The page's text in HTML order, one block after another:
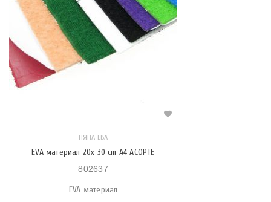
ПЯНА ЕВА
EVA материал 20x 30 cm A4 АСОРТЕ
802637
EVA материал